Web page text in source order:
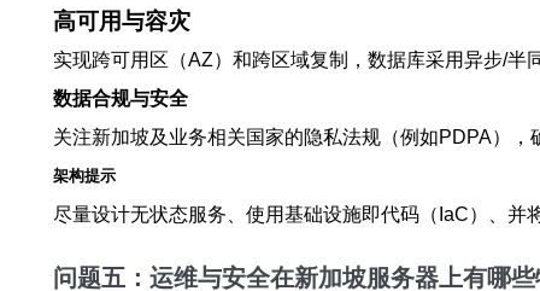
高可用与容灾
实现跨可用区（AZ）和跨区域复制，数据库采用异步/
数据合规与安全
关注新加坡及业务相关国家的隐私法规（例如PDPA）
架构提示
尽量设计无状态服务、使用基础设施即代码（IaC）、
问题五：运维与安全在新加坡服务器上有哪